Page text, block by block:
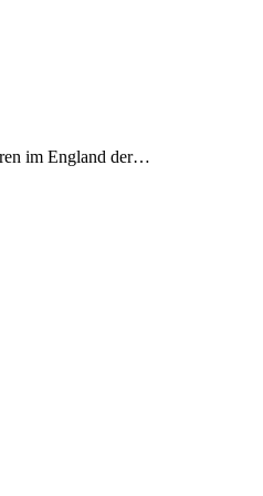
im England der…